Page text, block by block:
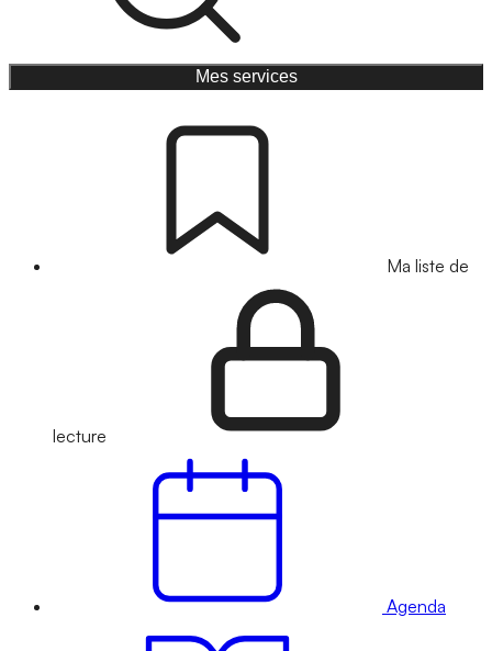
Mes services
Ma liste de
lecture
Agenda